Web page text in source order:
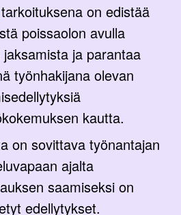
tarkoituksena on edistää
poissaolon avulla
ja parantaa
työnhakijana olevan
kautta.
on sovittava työnantajan
ajalta
saamiseksi on
edellytykset.